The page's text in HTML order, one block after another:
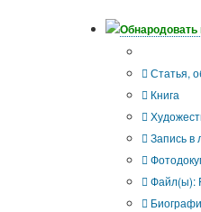
Статья,
Книга
Запись в
Файл(ы):